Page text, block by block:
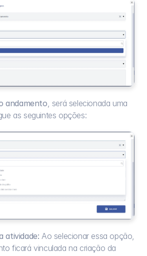
andamento , será selecionada uma
as seguintes opções:
atividade: Ao selecionar essa opção,
ficará vinculada na criação da